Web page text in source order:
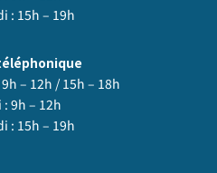
: 15h – 19h
– 12h / 15h – 18h
9h – 12h
: 15h – 19h